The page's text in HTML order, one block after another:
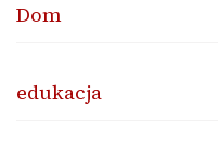
Dom
edukacja